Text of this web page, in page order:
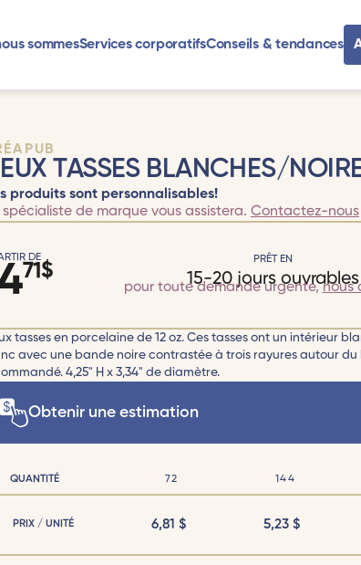
sommesServices corporatifsConseils & tendances
TASSES BLANCHES/
produits sont personnalisables!
spécialiste de marque vous assistera. Contactez-nous
DE
71$
PRÊT EN
15-20 jours ouvrables
pour toute demande urgente,nous
tasses en porcelaine de 12 oz. Ces tasses ont un intérieur
avec une bande noire contrastée à trois rayures autour du
4,25" H x 3,34" de diamètre.
Obtenir une estimation
QUANTITÉ 72 144
PRIX / UNITÉ 6,81 $ 5,23 $